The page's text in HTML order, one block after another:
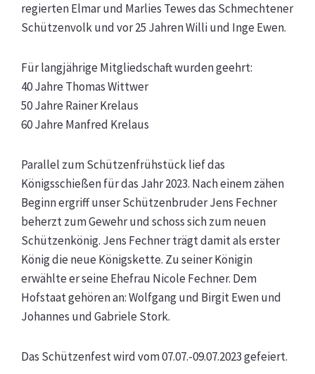
regierten Elmar und Marlies Tewes das Schmechtener
Schützenvolk und vor 25 Jahren Willi und Inge Ewen.
Für langjährige Mitgliedschaft wurden geehrt:
40 Jahre Thomas Wittwer
50 Jahre Rainer Krelaus
60 Jahre Manfred Krelaus
Parallel zum Schützenfrühstück lief das
Königsschießen für das Jahr 2023. Nach einem zähen
Beginn ergriff unser Schützenbruder Jens Fechner
beherzt zum Gewehr und schoss sich zum neuen
Schützenkönig. Jens Fechner trägt damit als erster
König die neue Königskette. Zu seiner Königin
erwählte er seine Ehefrau Nicole Fechner. Dem
Hofstaat gehören an: Wolfgang und Birgit Ewen und
Johannes und Gabriele Stork.
Das Schützenfest wird vom 07.07.-09.07.2023 gefeiert.